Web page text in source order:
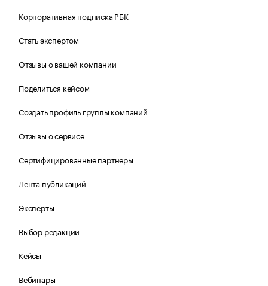
Корпоративная подписка РБК
Стать экспертом
Отзывы о вашей компании
Поделиться кейсом
Создать профиль группы компаний
Отзывы о сервисе
Сертифицированные партнеры
Лента публикаций
Эксперты
Выбор редакции
Кейсы
Вебинары